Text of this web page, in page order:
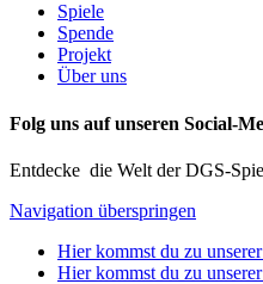
Spiele
Spende
Projekt
Über uns
Folg uns auf unseren Social-
Entdecke die Welt der DGS-
Navigation überspringen
Hier kommst du zu
Hier kommst du zu